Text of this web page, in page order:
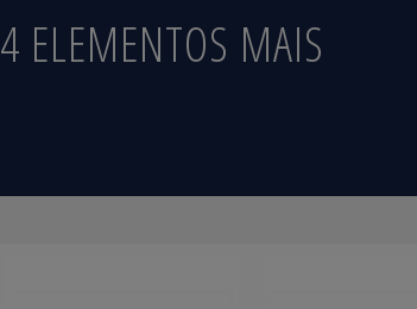
4 ELEMENTOS MAIS